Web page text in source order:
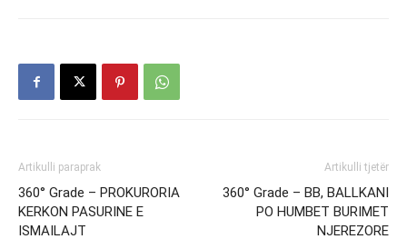
Artikulli paraprak
360° Grade – PROKURORIA
KERKON PASURINE E
ISMAILAJT
Artikulli tjetër
360° Grade – BB, BALLKANI
PO HUMBET BURIMET
NJEREZORE